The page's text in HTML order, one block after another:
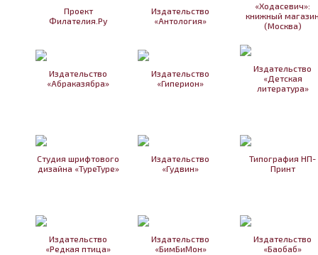
Проект
Филателия.Ру
Издательство
«Антология»
«Ходасевич»:
книжный
(Москва)
Издательство
«Абраказябра»
Издательство
«Гиперион»
Издательство
«Детская
литература»
Студия шрифтового
дизайна «TypeType»
Издательство
«Гудвин»
Типография НП-
Принт
Издательство
«Редкая птица»
Издательство
«БимБиМон»
Издательство
«Баобаб»